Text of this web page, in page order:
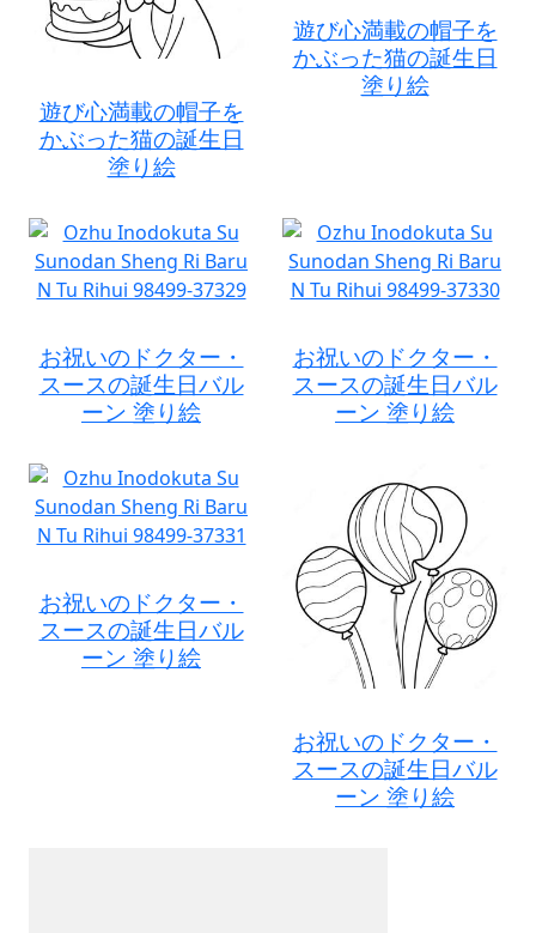
遊び心満載の帽子を
かぶった猫の誕生日
塗り絵
遊び心満載の帽子を
かぶった猫の誕生日
塗り絵
お祝いのドクター・
スースの誕生日バル
ーン 塗り絵
お祝いのドクター・
スースの誕生日バル
ーン 塗り絵
お祝いのドクター・
スースの誕生日バル
ーン 塗り絵
お祝いのドクター・
スースの誕生日バル
ーン 塗り絵